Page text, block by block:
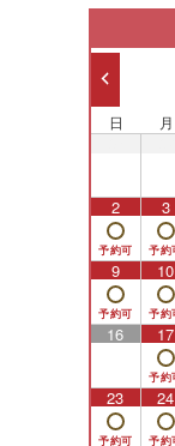
日 月
2 3
9 10
16 17
23 24